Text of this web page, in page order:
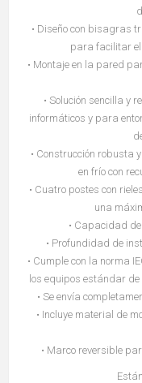
• Diseño con bisagras
para facilitar el
• Montaje en la pared
• Solución sencilla y
informáticos y para
• Construcción robusta
en frío con
• Cuatro postes con
una
• Capacidad
• Profundidad de
• Cumple con la norma
los equipos estándar
• Se envía
• Incluye material de
• Marco reversible